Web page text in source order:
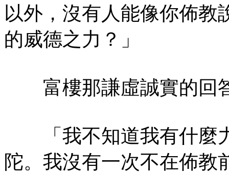
以外，沒有人能像你佈教
的威德之力？」
富樓那謙虛誠實的回
「我不知道我有什麼
陀。我沒有一次不在佈教